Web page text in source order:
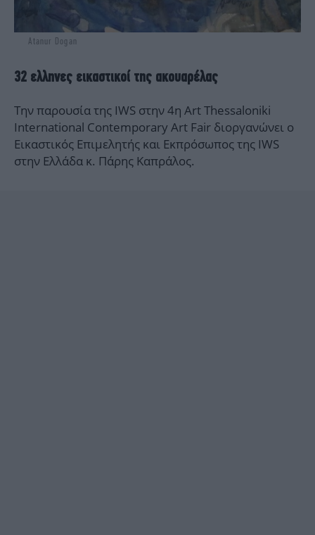
Atanur Dogan
32 ελληνες εικαστικοί της ακουαρέλας
Την παρουσία της IWS στην 4η Art Thessaloniki
International Contemporary Art Fair διοργανώνει ο
Εικαστικός Επιμελητής και Εκπρόσωπος της IWS
στην Ελλάδα κ. Πάρης Καπράλος.